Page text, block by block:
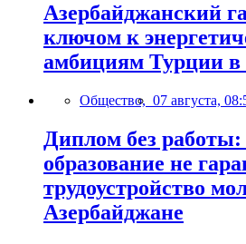
Азербайджанский
ключом к
амбициям Турции в
Общество, 07 августа,
Диплом без
образование не
трудоустройство
Азербайджане